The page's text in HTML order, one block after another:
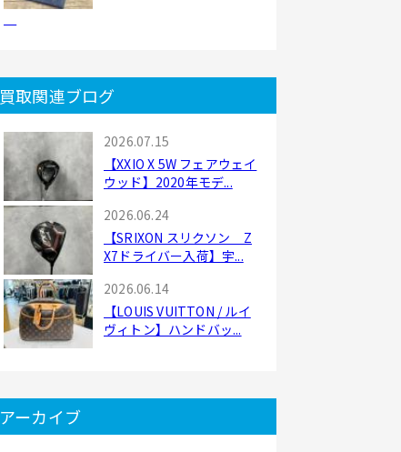
買取関連ブログ
2026.07.15
【XXIO X 5W フェアウェイ
ウッド】2020年モデ...
2026.06.24
【SRIXON スリクソン Z
X7ドライバー入荷】宇...
2026.06.14
【LOUIS VUITTON / ルイ
ヴィトン】ハンドバッ...
アーカイブ